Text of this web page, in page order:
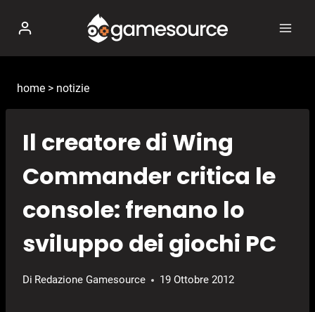
contenuto
home > notizie
Il creatore di Wing
Commander critica le
console: frenano lo
sviluppo dei giochi PC
Di Redazione Gamesource 19 Ottobre 2012